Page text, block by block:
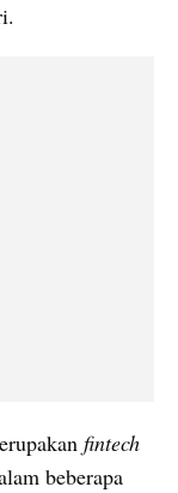
fintech
beberapa